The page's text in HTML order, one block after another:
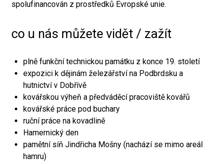
spolufinancován z prostředků Evropské unie.
co u nás můžete vidět / zažít
plně funkční technickou památku z konce 19. století
expozici k dějinám železářství na Podbrdsku a
hutnictví v Dobřívě
kovářskou výheň a předváděcí pracoviště kovářů
kovářské práce pod buchary
ruční práce na kovadlině
Hamernický den
pamětní síň Jindřicha Mošny (nachází se mimo areál
hamru)